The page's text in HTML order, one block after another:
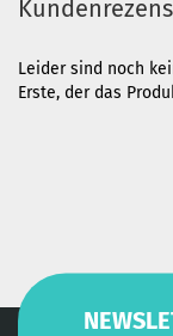
Leider sind noch
Erste, der das